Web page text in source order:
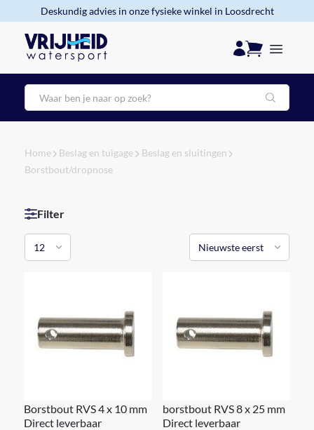
Deskundig advies in onze fysieke winkel in Loosdrecht
Zoeken
Home Beslag en tuigage
Beslag en sluitingen
Borstbout/dropnose
Filter
Borstbout RVS 4 x 10 mm
Direct leverbaar
borstbout RVS 8 x 25 mm
Direct leverbaar